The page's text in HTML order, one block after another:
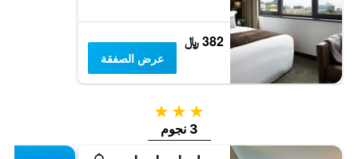
382 ﷼
عرض الصفقة
3 نجوم
3 نجوم